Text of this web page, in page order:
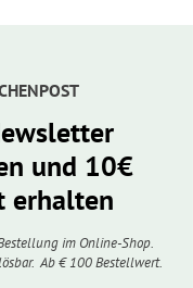
und 10€
erhalten
im Online-Shop.
Ab € 100 Bestellwert.